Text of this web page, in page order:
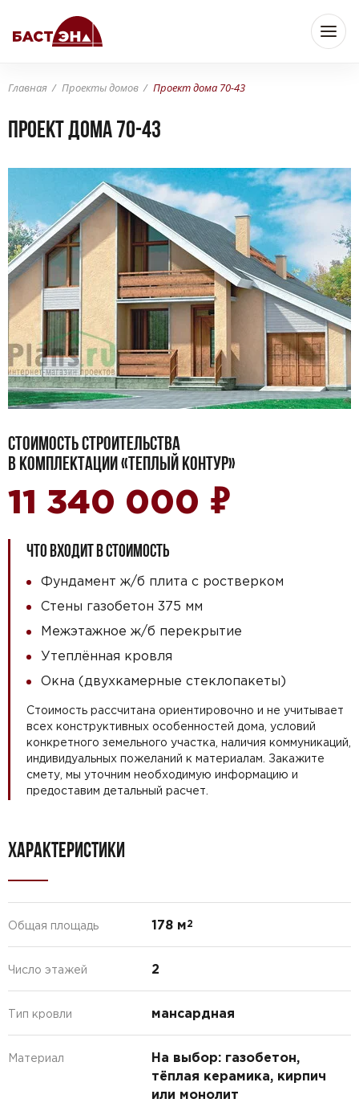
Главная Проекты домов Проект дома 70-43
Проект дома 70-43
СТОИМОСТЬ СТРОИТЕЛЬСТВА
В КОМПЛЕКТАЦИИ «ТЕПЛЫЙ КОНТУР»
11 340 000 ₽
ЧТО ВХОДИТ В СТОИМОСТЬ
Фундамент ж/б плита с ростверком
Стены газобетон 375 мм
Межэтажное ж/б перекрытие
Утеплённая кровля
Окна (двухкамерные стеклопакеты)
Стоимость рассчитана ориентировочно и не учитывает
всех конструктивных особенностей дома, условий
конкретного земельного участка, наличия коммуникаций,
индивидуальных пожеланий к материалам. Закажите
смету, мы уточним необходимую информацию и
предоставим детальный расчет.
ХАРАКТЕРИСТИКИ
Общая площадь 178 м2
Число этажей 2
Тип кровли мансардная
Материал
На выбор: газобетон,
тёплая керамика, кирпич
или монолит